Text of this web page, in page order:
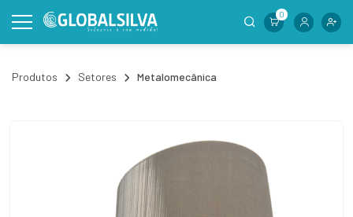
0
Produtos Setores Metalomecânica